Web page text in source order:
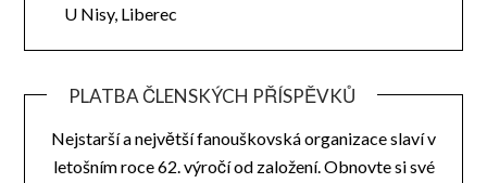
U Nisy, Liberec
PLATBA ČLENSKÝCH PŘÍSPĚVKŮ
Nejstarší a největší fanouškovská organizace slaví v
letošním roce 62. výročí od založení. Obnovte si své